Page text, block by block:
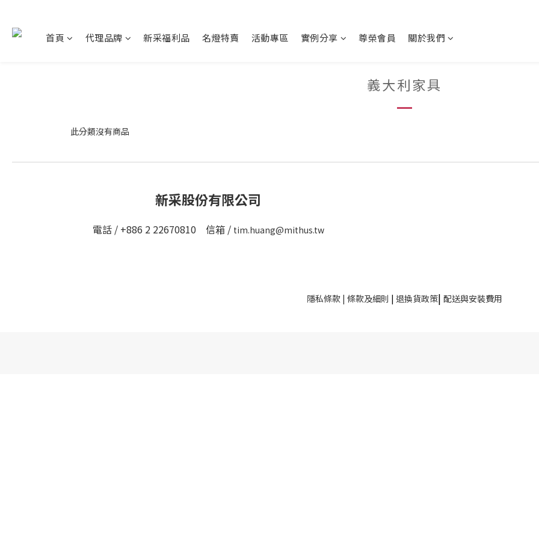
首頁 代理品牌 新采福利品 名燈特賣 活動專區 實例分享 尊榮會員 關於我們
義大利家具
此分類沒有商品
新采股份有限公司
電話 / +886 2 22670810 信箱 / tim.huang@mithus.tw
隱私條款| 條款及細則 | 退換貨政策| 配送與安裝費用